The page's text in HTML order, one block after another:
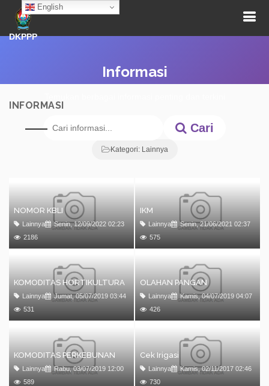
English
DKPPP
Informasi
Cari
INFORMASI
Kategori: Lainnya
NOMOR KBLI
Lainnya
Senin, 12/09/2022 02:23
2186
IKM
Lainnya
Senin, 21/06/2021 02:37
575
KOMODITAS HORTIKULTURA
Lainnya
Jumat, 05/07/2019 03:44
531
OLAHAN PANGAN
Lainnya
Kamis, 04/07/2019 04:07
426
KOMODITAS PERKEBUNAN
Lainnya
Rabu, 03/07/2019 12:00
589
Cek Irigasi
Lainnya
Kamis, 02/11/2017 02:46
730